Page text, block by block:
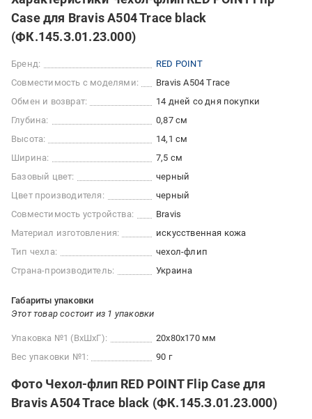
Case для Bravis A504 Trace black
(ФК.145.З.01.23.000)
Бренд:
RED POINT
Совместимость с моделями:
Bravis A504 Trace
Обмен и возврат:
14 дней со дня покупки
Глубина:
0,87 см
Высота:
14,1 см
Ширина:
7,5 см
Базовый цвет:
черный
Цвет производителя:
черный
Совместимость устройства:
Bravis
Материал изготовления:
искусственная кожа
Тип чехла:
чехол-флип
Страна-производитель:
Украина
Габариты упаковки
Этот товар состоит из 1 упаковки
Упаковка №1 (ВхШхГ):
20x80x170 мм
Вес упаковки №1:
90 г
Фото Чехол-флип RED POINT Flip Case для
Bravis A504 Trace black (ФК.145.З.01.23.000)